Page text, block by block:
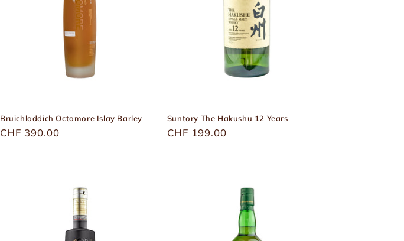
Bruichladdich Octomore Islay Barley
Üblicher
CHF 390.00
Suntory The Hakushu 12 Years
Üblicher
CHF 199.00